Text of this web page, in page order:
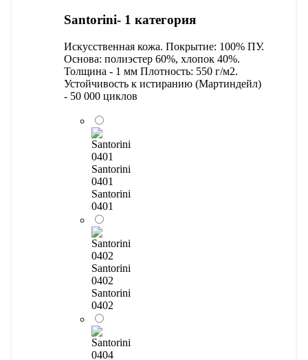
Santorini- 1 категория
Искусственная кожа. Покрытие: 100% ПУ.
Основа: полиэстер 60%, хлопок 40%.
Толщина - 1 мм Плотность: 550 г/м2.
Устойчивость к истиранию (Мартиндейл)
- 50 000 циклов
Santorini
0401
Santorini
0401
Santorini
0402
Santorini
0402